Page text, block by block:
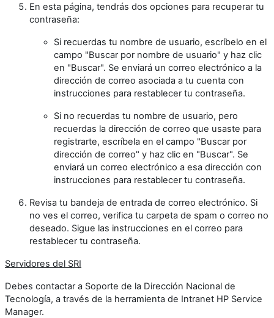
En esta página, tendrás dos opciones para recuperar tu
contraseña:
Si recuerdas tu nombre de usuario, escríbelo en el
campo "Buscar por nombre de usuario" y haz clic
en "Buscar". Se enviará un correo electrónico a la
dirección de correo asociada a tu cuenta con
instrucciones para restablecer tu contraseña.
Si no recuerdas tu nombre de usuario, pero
recuerdas la dirección de correo que usaste para
registrarte, escríbela en el campo "Buscar por
dirección de correo" y haz clic en "Buscar". Se
enviará un correo electrónico a esa dirección con
instrucciones para restablecer tu contraseña.
Revisa tu bandeja de entrada de correo electrónico. Si
no ves el correo, verifica tu carpeta de spam o correo no
deseado. Sigue las instrucciones en el correo para
restablecer tu contraseña.
Servidores del SRI
Debes contactar a Soporte de la Dirección Nacional de
Tecnología, a través de la herramienta de Intranet HP Service
Manager.